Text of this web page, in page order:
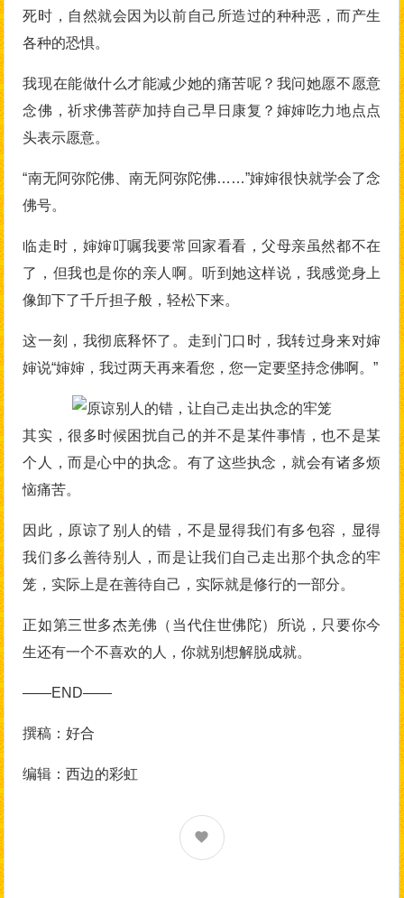
死时，自然就会因为以前自己所造过的种种恶，而产生
各种的恐惧。
我现在能做什么才能减少她的痛苦呢？我问她愿不愿意
念佛，祈求佛菩萨加持自己早日康复？婶婶吃力地点点
头表示愿意。
“南无阿弥陀佛、南无阿弥陀佛……”婶婶很快就学会了念
佛号。
临走时，婶婶叮嘱我要常回家看看，父母亲虽然都不在
了，但我也是你的亲人啊。听到她这样说，我感觉身上
像卸下了千斤担子般，轻松下来。
这一刻，我彻底释怀了。走到门口时，我转过身来对婶
婶说“婶婶，我过两天再来看您，您一定要坚持念佛啊。”
其实，很多时候困扰自己的并不是某件事情，也不是某
个人，而是心中的执念。有了这些执念，就会有诸多烦
恼痛苦。
因此，原谅了别人的错，不是显得我们有多包容，显得
我们多么善待别人，而是让我们自己走出那个执念的牢
笼，实际上是在善待自己，实际就是修行的一部分。
正如第三世多杰羌佛（当代住世佛陀）所说，只要你今
生还有一个不喜欢的人，你就别想解脱成就。
——END——
撰稿：好合
编辑：西边的彩虹